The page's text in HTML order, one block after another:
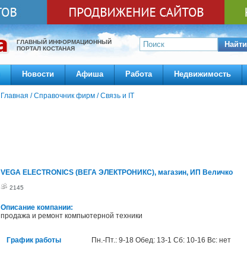
ГЛАВНЫЙ ИНФОРМАЦИОННЫЙ
ПОРТАЛ КОСТАНАЯ
Найти
Новости Афиша Работа Недвижимость
Главная /Справочник фирм /Связь и IT
VEGA ELECTRONICS (ВЕГА ЭЛЕКТРОНИКС), магазин, ИП Величко
2145
Описание компании:
продажа и ремонт компьютерной техники
График работы Пн.-Пт.: 9-18 Обед: 13-1 Сб: 10-16 Вс: нет